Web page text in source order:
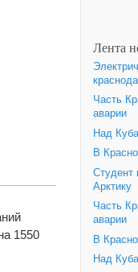
1550
Лента
Часть
аварии
Над
В
Студент
Арктику
Часть
аварии
В
Над